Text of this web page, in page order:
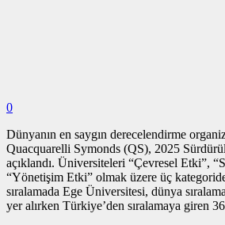
0
Dünyanın en saygın derecelendirme
Quacquarelli Symonds (QS), 2025
açıklandı. Üniversiteleri “Çevresel Etki”,
“Yönetişim Etki” olmak üzere üç
sıralamada Ege Üniversitesi, dünya
yer alırken Türkiye’den sıralamaya giren